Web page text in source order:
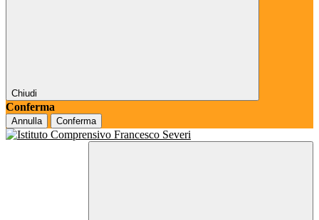
Chiudi
Conferma
Annulla Conferma